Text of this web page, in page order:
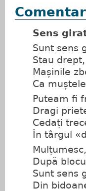
Sens
Sunt sens
Stau
Mașinile
Ca
Puteam fi
Dragi
Cedați
În târgul
După
Sunt sens
Din